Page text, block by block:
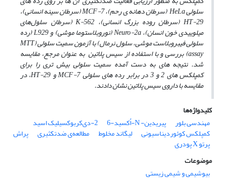
سلولیHeLa(سرطان دهانه­ ی رحم)،MCF-7(سرطان سینه انسانی)،
HT-29(سرطان روده بزرگ انسانی)، K-562(سرطان سلول‌های
میلوییدی خون انسان)،Neuro-2a(نوروبلاستوما موشی) وL929(رده
سلولی فیبروبلاست موشی، سلول نرمال) باآزمون سمیت سلولی(
MTT
assay) بررسی و با استفادهازسیسپلاتین به عنوانمرجع،مقایسه
شد. نتیجه­ های به دست آمده سمیت سلولی بیش­ تری را برای
کمپلکس­ های 2 و 3 دربرابررده­ هایسلولیMCF-7وHT-29،در
مقایسه با داروی سیس پلاتین نشان دادند.
کلیدواژه‌ها
مهندسی بلور
پیریدین- N-اُکسید-6 2-دی‌کربوکسیلیک اسید
کمپلکس کوئوردیناسیونی لیگاند مخلوط مطالعه‌ی ضدتکثیری پراش
پرتو X پودری
موضوعات
بیوشیمی و شیمی زیستی